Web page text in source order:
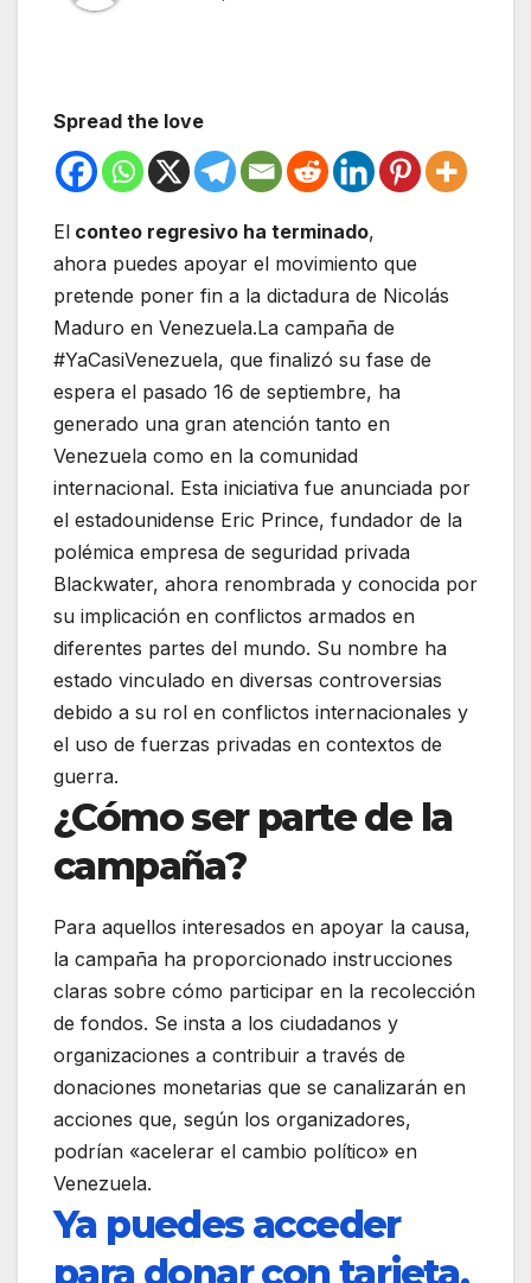
Spread the love
El conteo regresivo ha terminado,
ahora puedes apoyar el movimiento que
pretende poner fin a la dictadura de Nicolás
Maduro en Venezuela.La campaña de
#YaCasiVenezuela, que finalizó su fase de
espera el pasado 16 de septiembre, ha
generado una gran atención tanto en
Venezuela como en la comunidad
internacional. Esta iniciativa fue anunciada por
el estadounidense Eric Prince, fundador de la
polémica empresa de seguridad privada
Blackwater, ahora renombrada y conocida por
su implicación en conflictos armados en
diferentes partes del mundo. Su nombre ha
estado vinculado en diversas controversias
debido a su rol en conflictos internacionales y
el uso de fuerzas privadas en contextos de
guerra.
¿Cómo ser parte de la
campaña?
Para aquellos interesados en apoyar la causa,
la campaña ha proporcionado instrucciones
claras sobre cómo participar en la recolección
de fondos. Se insta a los ciudadanos y
organizaciones a contribuir a través de
donaciones monetarias que se canalizarán en
acciones que, según los organizadores,
podrían «acelerar el cambio político» en
Venezuela.
Ya puedes acceder
para donar con tarjeta,